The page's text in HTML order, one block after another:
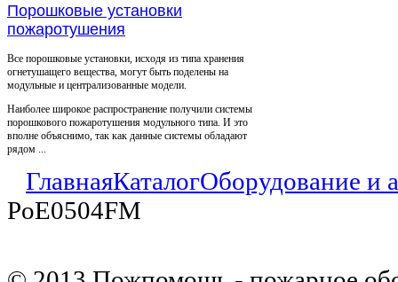
Порошковые установки
пожаротушения
Все порошковые установки, исходя из типа хранения
огнетушащего вещества, могут быть поделены на
модульные и централизованные модели.
Наиболее широкое распространение получили системы
порошкового пожаротушения модульного типа. И это
вполне объяснимо, так как данные системы обладают
рядом ...
ГлавнаяКаталогОборудование и
PoE0504FM